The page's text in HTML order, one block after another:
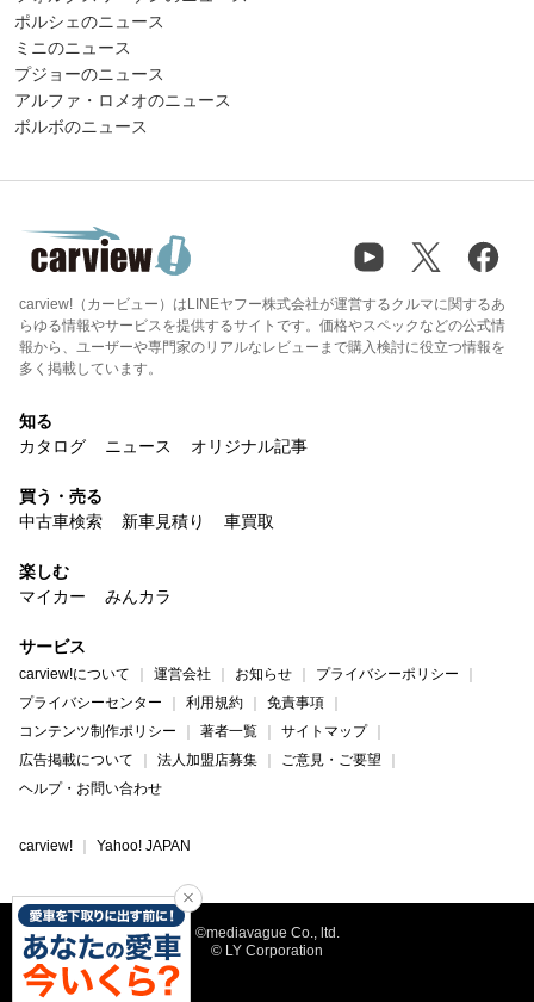
ポルシェのニュース
ミニのニュース
プジョーのニュース
アルファ・ロメオのニュース
ボルボのニュース
carview!（カービュー）はLINEヤフー株式会社が運営するクルマに関するあ
らゆる情報やサービスを提供するサイトです。価格やスペックなどの公式情
報から、ユーザーや専門家のリアルなレビューまで購入検討に役立つ情報を
多く掲載しています。
知る
カタログ
ニュース オリジナル記事
買う・売る
中古車検索
新車見積り 車買取
楽しむ
マイカー
みんカラ
サービス
carview!について 運営会社 お知らせ
プライバシーポリシー
プライバシーセンター
利用規約
免責事項
コンテンツ制作ポリシー
著者一覧
サイトマップ
広告掲載について
法人加盟店募集
ご意見・ご要望
ヘルプ・お問い合わせ
carview! Yahoo! JAPAN
©mediavague Co., ltd.
© LY Corporation